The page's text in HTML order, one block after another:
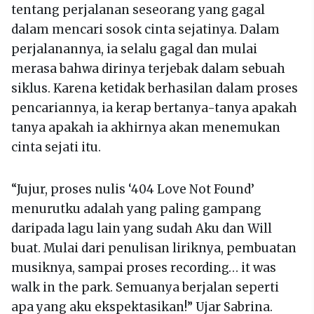
tentang perjalanan seseorang yang gagal
dalam mencari sosok cinta sejatinya. Dalam
perjalanannya, ia selalu gagal dan mulai
merasa bahwa dirinya terjebak dalam sebuah
siklus. Karena ketidak berhasilan dalam proses
pencariannya, ia kerap bertanya-tanya apakah
tanya apakah ia akhirnya akan menemukan
cinta sejati itu.
“Jujur, proses nulis ‘404 Love Not Found’
menurutku adalah yang paling gampang
daripada lagu lain yang sudah Aku dan Will
buat. Mulai dari penulisan liriknya, pembuatan
musiknya, sampai proses recording… it was
walk in the park. Semuanya berjalan seperti
apa yang aku ekspektasikan!” Ujar Sabrina.